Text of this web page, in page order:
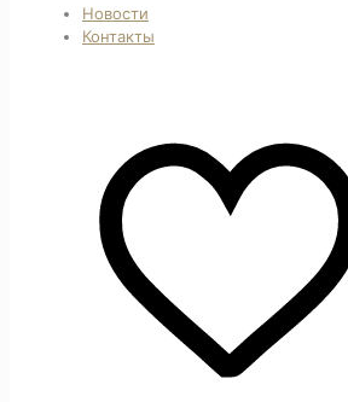
Новости
Контакты